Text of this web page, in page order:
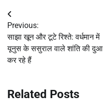
Post
navigation
Previous:
साझा खून और टूटे रिश्ते: वर्धमान में
यूनुस के ससुराल वाले शांति की दुआ
कर रहे हैं
Related Posts